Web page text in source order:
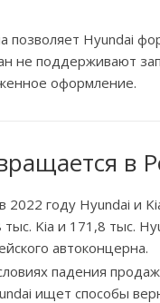
позволяет Hyundai
не поддерживают
оформление.
в
2022 году Hyundai и
Kia и 171,8 тыс.
автоконцерна.
падения
ищет способы